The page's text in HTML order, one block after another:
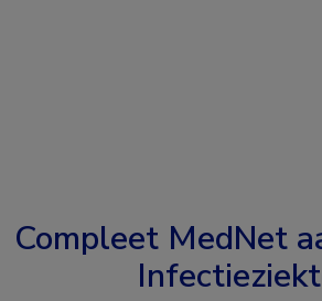
Compleet MedNet